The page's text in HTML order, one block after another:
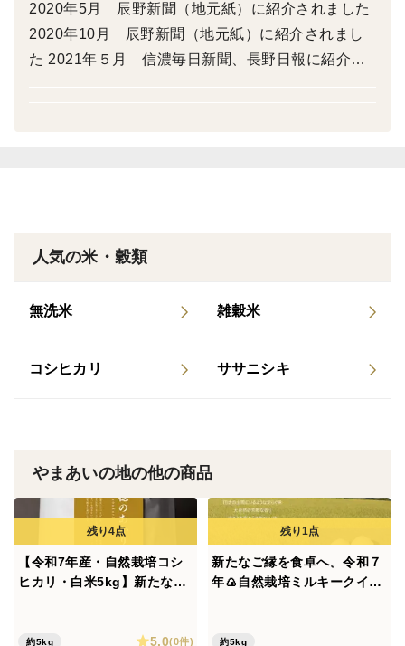
毎日、安心して食べていただきたいから——私たちは国
有林に隣接する里山の自然の中でお米を育てています。
今年も「穂のあかり」「夢あかり」「雅米」の3種類を
未来の子どもたちにも安心して食べてもらえるお米を
「夢あかり」は、農薬や肥料を使わず、里山の自然と共
日々のごはんはもちろん、大切な人への贈り物にもぴっ
＜精米方法＞
こちらの胚芽米は食べやすいように栄養が豊富な胚芽だ
けを残した精米方法で行っております。お好みで「５分
つき」でもお届けできますので、ご希望の方は特記事項
2020年5月 辰野新聞（地元紙）に紹介されました
2020年10月 辰野新聞（地元紙）に紹介されまし
た 2021年５月 信濃毎日新聞、長野日報に紹介さ
人気の米・穀類
無洗米 雑穀米
コシヒカリ ササニシキ
やまあいの地の他の商品
【令和7年産・自然栽培コシ
ヒカリ・白米5kg】新たなご
里米
約5kg 5.0(0件)
新たなご縁を食卓へ。令和７
年🍙自然栽培ミルキークイー
料ともに不使用！
約5kg